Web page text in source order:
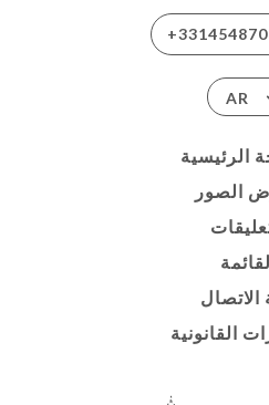
AR
الرئيسية
الصور
الاتصال
القانونية